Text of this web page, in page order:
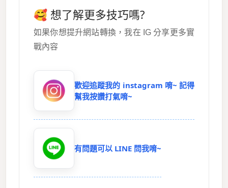
🥰 想了解更多技巧嗎?
如果你想提升網站轉換，我在 IG 分享更多實
戰內容
歡迎追蹤我的 instagram 唷~ 記得
幫我按讚打氣唷~
有問題可以 LINE 問我唷~